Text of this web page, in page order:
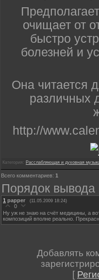
очищает от
быстро
болезней и
Она читается
различных
http://
Категория: Расслабляющая и духовная
Всего комментариев: 1
Порядок вывода
1 papper (11.05.2009 18:24)
0
Ну уж не знаю на счёт медицины, а
композиций вполне реально.
Добавлять
[